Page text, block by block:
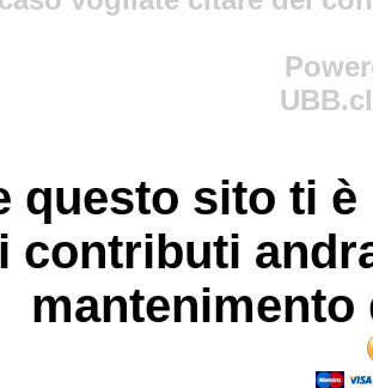
questo sito ti
contributi